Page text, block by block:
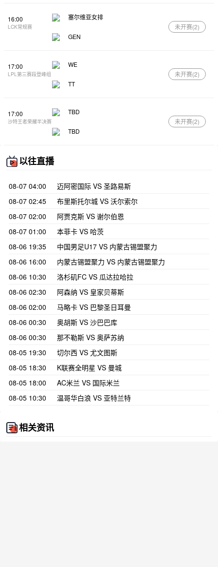
16:00
LCK常规赛
塞尔维亚女排
GEN
未开赛(2)
17:00
LPL第三赛段登峰组
WE
TT
未开赛(2)
17:00
沙特王者荣耀半决赛
TBD
TBD
未开赛(2)
以往直播
08-07 04:00
迈阿密国际 VS 圣路易斯
08-07 02:45
布里斯托尔城 VS 沃尔索尔
08-07 02:00
阿贾克斯 VS 谢尔伯恩
08-07 01:00
本菲卡 VS 哈茨
08-06 19:35
中国男足U17 VS 内蒙古锡盟聚力
08-06 16:00
内蒙古锡盟聚力 VS 内蒙古锡盟聚力
08-06 10:30
洛杉矶FC VS 瓜达拉哈拉
08-06 02:30
阿森纳 VS 皇家贝蒂斯
08-06 02:00
马略卡 VS 巴黎圣日耳曼
08-06 00:30
奥胡斯 VS 沙巴巴库
08-06 00:30
那不勒斯 VS 奥萨苏纳
08-05 19:30
切尔西 VS 尤文图斯
08-05 18:30
K联赛全明星 VS 曼城
08-05 18:00
AC米兰 VS 国际米兰
08-05 10:30
温哥华白浪 VS 亚特兰特
相关资讯